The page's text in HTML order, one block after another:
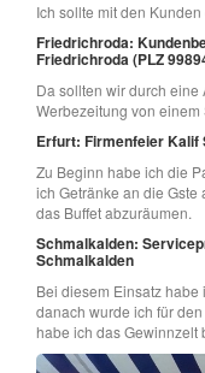
Ich sollte mit den
Friedrichroda:
Friedrichroda (PLZ
Da sollten wir durch
Werbezeitung von
Erfurt: Firmenfeier Kalif
Zu Beginn habe ich die
ich Getränke an die
das Buffet abzuräumen.
Schmalkalden:
Schmalkalden
Bei diesem Einsatz
danach wurde ich für
habe ich das Gewinnzelt